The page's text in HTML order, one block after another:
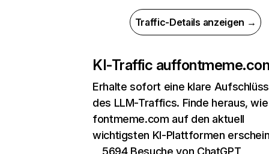
Traffic-Details anzeigen →
KI-Traffic auf
Erhalte sofort eine klare
des LLM-Traffics. Finde heraus, wie
fontmeme.com auf den aktuell
wichtigsten KI-Plattformen
5694 Besuche von ChatGPT